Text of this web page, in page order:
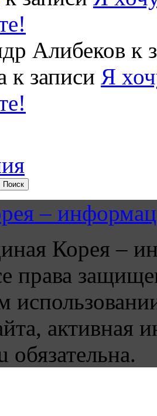
Алибеков к
к записи Я
–
Корея –
права
активная
обязательна.